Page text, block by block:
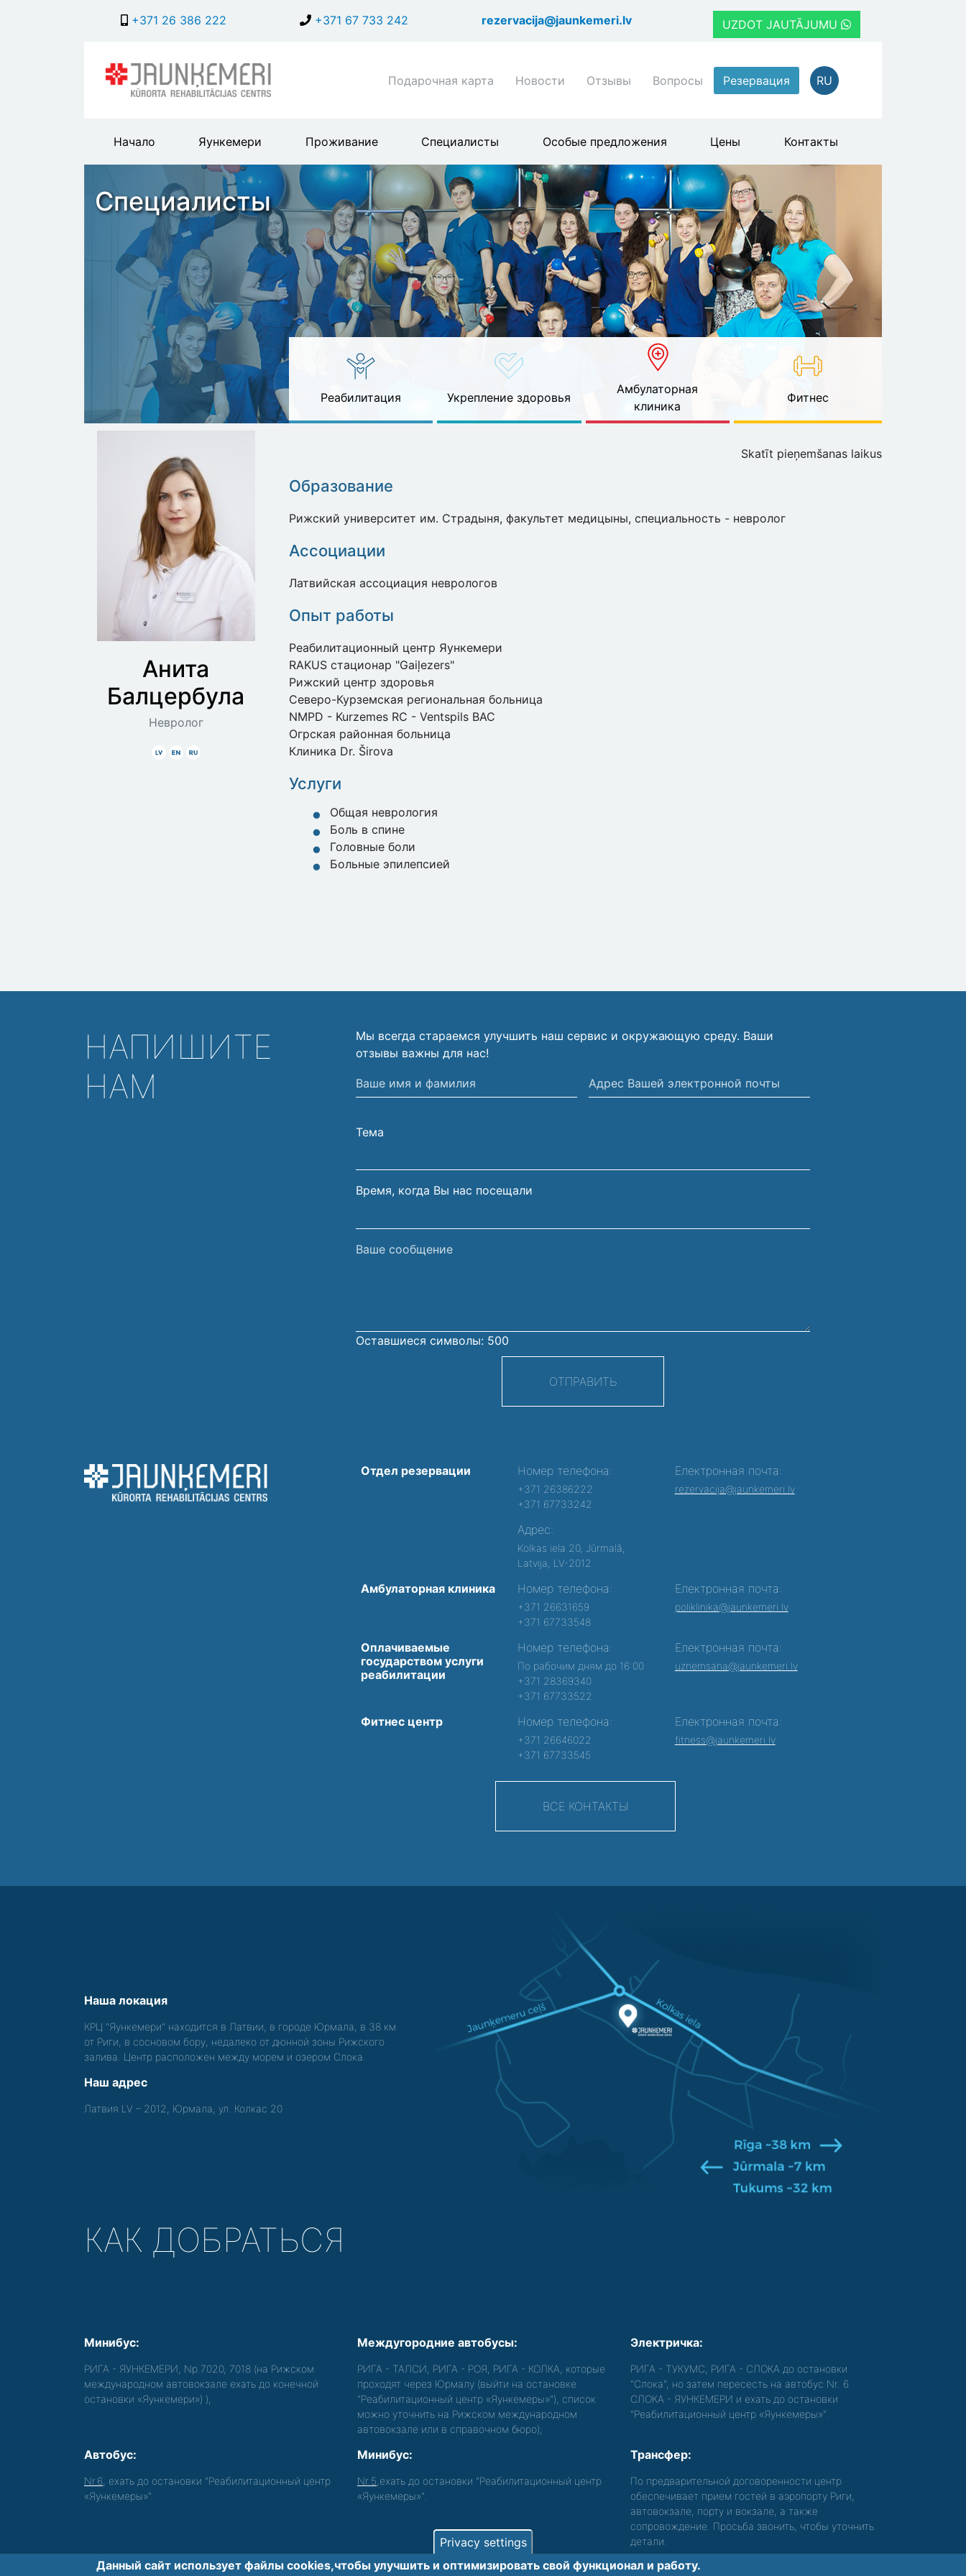
к
+371 26 386 222 +371 67 733 242 rezervacija@jaunkemeri.lv UZDOT JAUTĀJUMU
Shortcuts
menu
Подарочная карта Новости Отзывы Вопросы Резервация RU
Main
header
menu
Начало Яункемери Проживание Специалисты Особые предложения Цены Контакты
Специалисты
Реабилитация Укрепление здоровья
Амбулаторная
клиника
Фитнес
Анита
Балцербула
Невролог
Latviski
AngliskiKrieviski
Skatīt pieņemšanas laikus
Образование
Рижский университет им. Страдыня, факультет медицыны, специальность - невролог
Ассоциации
Латвийская ассоциация неврологов
Опыт работы
Реабилитационный центр Яункемери
RAKUS стационар "Gaiļezers"
Рижский центр здоровья
Северо-Курземская региональная больница
NMPD - Kurzemes RC - Ventspils BAC
Огрская районная больница
Клиника Dr. Širova
Услуги
Общая неврология
Боль в спине
Головные боли
Больные эпилепсией
НАПИШИТЕ
НАМ
Мы всегда стараемся улучшить наш сервис и окружающую среду. Ваши
отзывы важны для нас!
Ваше
имя
фамилия
Адрес
Вашей
Тема
Время, когда Вы нас посещали
Ваше
Оставшиеся символы: 500
ОТПРАВИТЬ
Отдел резервации Номер телефона:
+371 26386222
+371 67733242
Адрес:
Kolkas iela 20, Jūrmalā,
Latvija, LV-2012
Електронная почта:
rezervacija@jaunkemeri.lv
Амбулаторная клиника Номер телефона:
+371 26631659
+371 67733548
Електронная почта:
poliklinika@jaunkemeri.lv
Оплачиваемые
государством услуги
реабилитации
Номер телефона:
По рабочим дням до 16:00
+371 28369340
+371 67733522
Електронная почта:
uznemsana@jaunkemeri.lv
Фитнес центр Номер телефона:
+371 26646022
+371 67733545
Електронная почта:
fitness@jaunkemeri.lv
ВСЕ КОНТАКТЫ
Наша локация
КРЦ "Яункемери" находится в Латвии, в городе Юрмала, в 38 км
от Риги, в сосновом бору, недалеко от дюнной зоны Рижского
залива. Центр расположен между морем и озером Слока.
Наш адрес
Латвия LV – 2012, Юрмала, ул. Колкас 20
КАК ДОБРАТЬСЯ
Минибус:
РИГА - ЯУНКЕМЕРИ, Nр.7020, 7018 (на Рижском
международном автовокзале ехать до конечной
остановки «Яункемери») );
Междугородние автобусы:
РИГА - ТАЛСИ, РИГА - РОЯ, РИГА - КОЛКА, которые
проходят через Юрмалу (выйти на остановке
"Реабилитационный центр «Яункемеры»"), список
можно уточнить на Рижском международном
автовокзале или в справочном бюро);
Электричка:
РИГА - ТУКУМС, РИГА - СЛОКА до остановки
"Слока", но затем пересесть на автобус Nr. 6
СЛОКА - ЯУНКЕМЕРИ и ехать до остановки
"Реабилитационный центр «Яункемеры»".
Автобус:
Nr.6 , ехать до остановки "Реабилитационный центр
«Яункемеры»".
Минибус:
Nr.5 ,ехать до остановки "Реабилитационный центр
«Яункемеры»".
Трансфер:
По предварительной договоренности центр
обеспечивает прием гостей в аэропорту Риги,
автовокзале, порту и вокзале, а также
сопровождение. Просьба звонить, чтобы уточнить
детали.
Обеспечиваем доступность среды для лиц с функциональными нарушениями.
Privacy settings
Данный сайт использует файлы cookies,чтобы улучшить и оптимизировать cвой функционал и работу.